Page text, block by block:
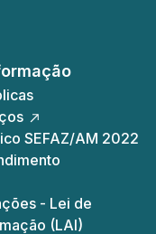
Facebook
SEFAZ/AM 2022
- Lei de
(LAI)